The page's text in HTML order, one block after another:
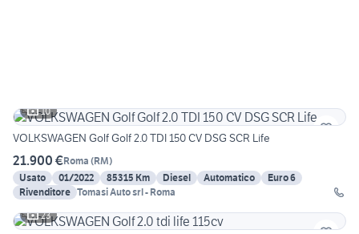
10
VOLKSWAGEN Golf Golf 2.0 TDI 150 CV DSG SCR Life
21.900 €Roma (RM)
Usato
01/2022 85315 Km Diesel Automatico
Euro 6
Rivenditore Tomasi Auto srl - Roma
23